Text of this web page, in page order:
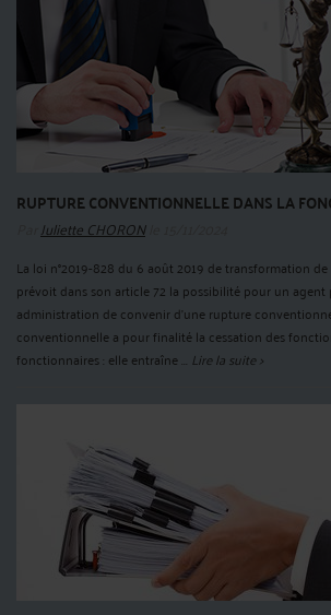
RUPTURE CONVENTIONNELLE DANS LA
Juliette CHORONle 15/11/2024
La loi n°2019-828 du 6 août 2019 de transformation
prévoit dans son article 72 la possibilité pour un
administration de convenir d’une rupture
conventionnelle a pour finalité la cessation des
fonctionnaires : elle entraîne ... Lire la suite >